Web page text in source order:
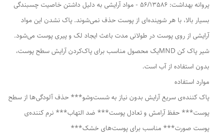
پروانه بهداشت: 56/13586 - مواد آرایشی به دلیل داشتن خاصیت چسبندگی
بسیار بالا، با هر شوینده‌ای از پوست حذف نمی‌شوند. پاک نشدن این مواد
آرایشی از روی پوست در طولانی مدت باعث ایجاد لک و پیری پوست می‌شود.
شیر پاک کن MNDیک محصول مناسب برای پاک‌کردن آرایش سطح پوست،
بدون استفاده از آب است.
موارد استفاده
پاک کننده‌ی سریع آرایش بدون نیاز به شست‌وشو*** حذف آلودگی‌ها از سطح
پوست*** حفظ آرامش و تعادل پوست*** ضد التهاب*** نرم کننده‌ی
پوست صورت*** مناسب برای پوست‌های خشک***